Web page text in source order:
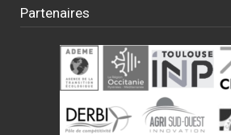
Partenaires